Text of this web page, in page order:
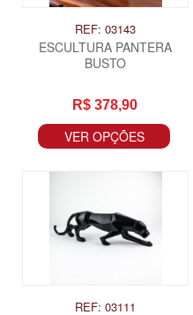
REF: 03143
ESCULTURA PANTERA
BUSTO
R$ 378,90
VER OPÇÕES
REF: 03111